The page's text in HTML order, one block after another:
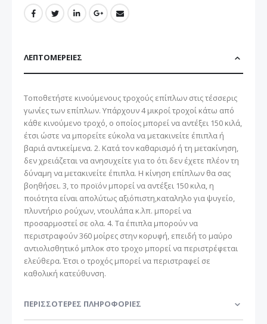
ΛΕΠΤΟΜΈΡΕΙΕΣ
Τοποθετήστε κινούμενους τροχούς επίπλων στις τέσσερις
γωνίες των επίπλων. Υπάρχουν 4 μικροί τροχοί κάτω από
κάθε κινούμενο τροχό, ο οποίος μπορεί να αντέξει 150 ​​κιλά,
έτσι ώστε να μπορείτε εύκολα να μετακινείτε έπιπλα ή
βαριά αντικείμενα. 2. Κατά τον καθαρισμό ή τη μετακίνηση,
δεν χρειάζεται να ανησυχείτε για το ότι δεν έχετε πλέον τη
δύναμη να μετακινείτε έπιπλα. Η κίνηση επίπλων θα σας
βοηθήσει. 3, το προϊόν μπορεί να αντέξει 150 κιλα, η ​​
ποιότητα είναι απολύτως αξιόπιστη,καταληλο για ψυγείο,
πλυντήριο ρούχων, ντουλάπα κ.λπ. μπορεί να
προσαρμοστεί σε ολα. 4. Τα έπιπλα μπορούν να
περιστραφούν 360 μοίρες στην κορυφή, επειδή το μαύρο
αντιολισθητικό μπλοκ στο τροχο μπορεί να περιστρέφεται
ελεύθερα. Έτσι ο τροχός μπορεί να περιστραφεί σε
καθολική κατεύθυνση.
ΠΕΡΙΣΣΌΤΕΡΕΣ ΠΛΗΡΟΦΟΡΊΕΣ